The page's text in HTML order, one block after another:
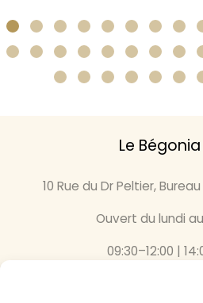
Le Bégonia
10 Rue du Dr Peltier,
Ouvert du lundi
09:30–12:00 |